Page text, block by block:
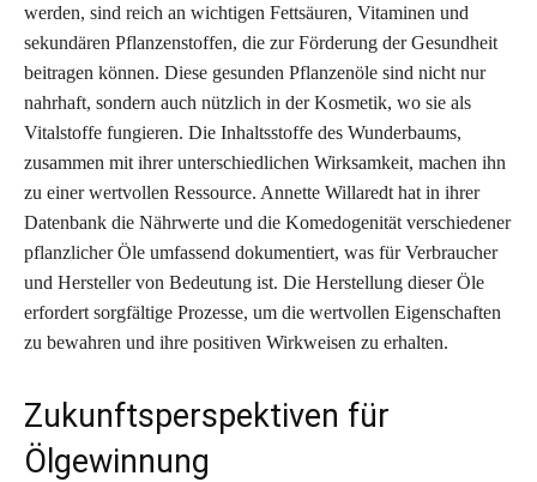
werden, sind reich an wichtigen Fettsäuren, Vitaminen und
sekundären Pflanzenstoffen, die zur Förderung der Gesundheit
beitragen können. Diese gesunden Pflanzenöle sind nicht nur
nahrhaft, sondern auch nützlich in der Kosmetik, wo sie als
Vitalstoffe fungieren. Die Inhaltsstoffe des Wunderbaums,
zusammen mit ihrer unterschiedlichen Wirksamkeit, machen ihn
zu einer wertvollen Ressource. Annette Willaredt hat in ihrer
Datenbank die Nährwerte und die Komedogenität verschiedener
pflanzlicher Öle umfassend dokumentiert, was für Verbraucher
und Hersteller von Bedeutung ist. Die Herstellung dieser Öle
erfordert sorgfältige Prozesse, um die wertvollen Eigenschaften
zu bewahren und ihre positiven Wirkweisen zu erhalten.
Zukunftsperspektiven für
Ölgewinnung